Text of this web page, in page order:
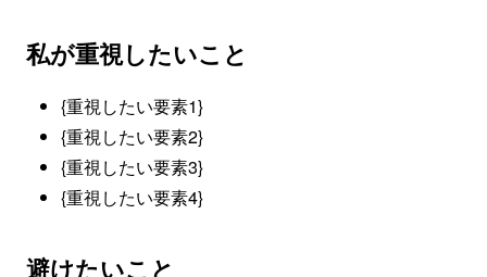
私が重視したいこと
{重視したい要素1}
{重視したい要素2}
{重視したい要素3}
{重視したい要素4}
避けたいこと